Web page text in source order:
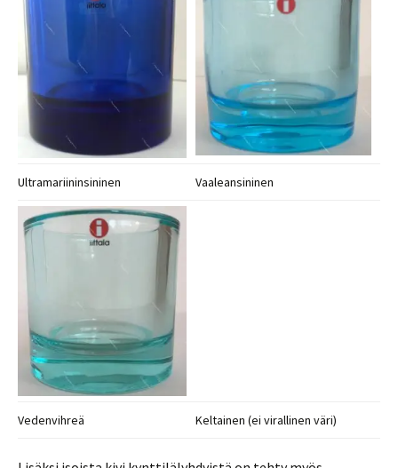
Ultramariininsininen Vaaleansininen
Vedenvihreä Keltainen (ei virallinen väri)